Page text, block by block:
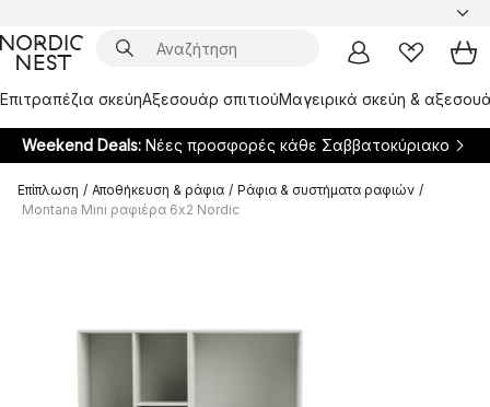
Επιτραπέζια σκεύηΑξεσουάρ σπιτιούΜαγειρικά σκεύη &
Weekend Deals: Νέες προσφορές κάθε Σαββατοκύριακο
Επίπλωση / Αποθήκευση & ράφια / Ράφια & συστήματα ραφιών /
Montana Mini ραφιέρα 6x2 Nordic